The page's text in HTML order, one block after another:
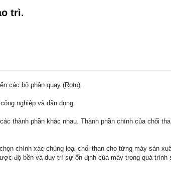
trì.
các bộ phận quay (Roto).
nghiệp và dân dụng.
thành phần khác nhau. Thành phần chính của chổi
chính xác chủng loại chổi than cho từng máy sản
độ bền và duy trì sự ổn định của máy trong quá trình